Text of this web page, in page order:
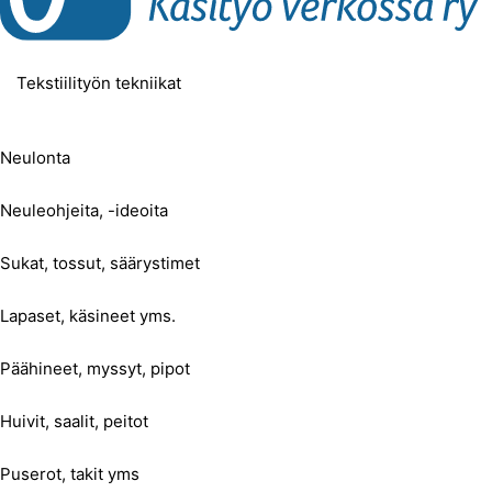
Tekstiilityön tekniikat
Neulonta
Neuleohjeita, -ideoita
Sukat, tossut, säärystimet
Lapaset, käsineet yms.
Päähineet, myssyt, pipot
Huivit, saalit, peitot
Puserot, takit yms